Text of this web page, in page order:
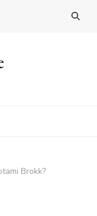
Brokk?